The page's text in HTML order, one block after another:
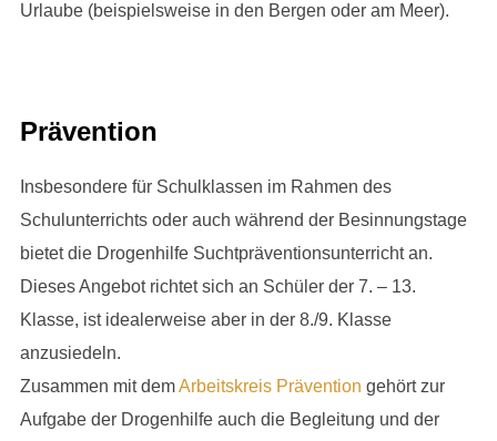
Urlaube (beispielsweise in den Bergen oder am Meer).
Prävention
Insbesondere für Schulklassen im Rahmen des
Schulunterrichts oder auch während der Besinnungstage
bietet die Drogenhilfe Suchtpräventionsunterricht an.
Dieses Angebot richtet sich an Schüler der 7. – 13.
Klasse, ist idealerweise aber in der 8./9. Klasse
anzusiedeln.
Zusammen mit demArbeitskreis Prävention gehört zur
Aufgabe der Drogenhilfe auch die Begleitung und der